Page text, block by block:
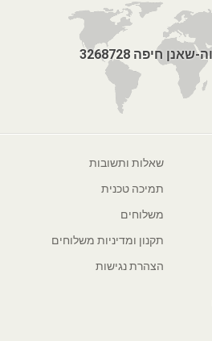
שאלות ותשובות
תמיכה טכנית
משלוחים
תקנון ומדיניות משלוחים
הצהרת נגישות